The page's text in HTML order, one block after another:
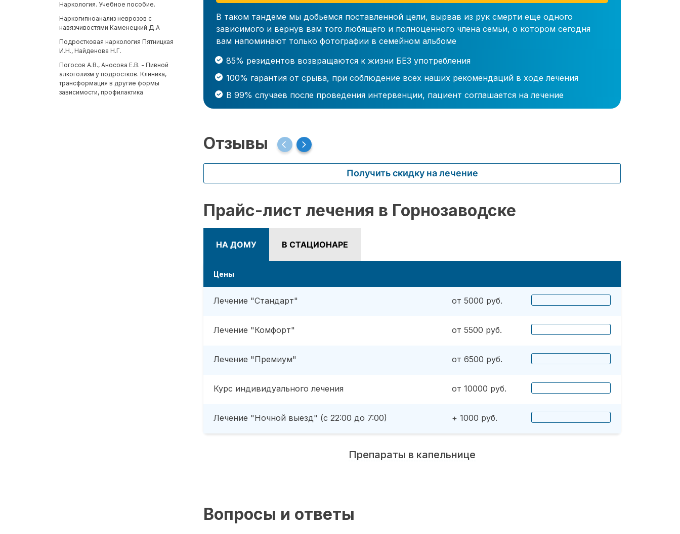
Наркология. Учебное пособие.
Наркогипноанализ неврозов с
навязчивостями Каменецкий Д.А
Подростковая наркология Пятницкая
И.Н., Найденова Н.Г.
Погосов А.В., Аносова Е.В. - Пивной
алкоголизм у подростков. Клиника,
трансформация в другие формы
зависимости, профилактика
В таком тандеме мы добьемся поставленной цели, вырвав из рук смерти еще одного
зависимого и вернув вам того любящего и полноценного члена семьи, о котором сегодня
вам напоминают только фотографии в семейном альбоме
85% резидентов возвращаются к жизни БЕЗ употребления
100% гарантия от срыва, при соблюдение всех наших рекомендаций в ходе лечения
В 99% случаев после проведения интервенции, пациент соглашается на лечение
Отзывы
Получить скидку на лечение
Прайс-лист лечения в Горнозаводске
НА ДОМУ В СТАЦИОНАРЕ
Цены
Лечение "Стандарт" от 5000 руб.
Лечение "Комфорт" от 5500 руб.
Лечение "Премиум" от 6500 руб.
Курс индивидуального лечения от 10000 руб.
Лечение "Ночной выезд" (с 22:00 до 7:00) + 1000 руб.
Препараты в капельнице
Вопросы и ответы